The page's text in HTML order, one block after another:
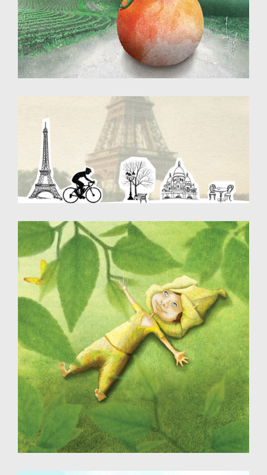
Illustration - photomontage
Destiné à un site web - Paris Cyclable Tour
Illustration - Dessin numérique
Destinée aux éditions jeunesse